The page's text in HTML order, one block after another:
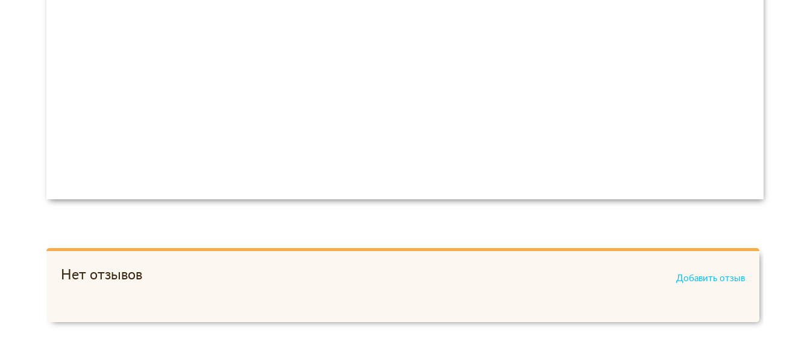
Нет отзывов Добавить отзыв